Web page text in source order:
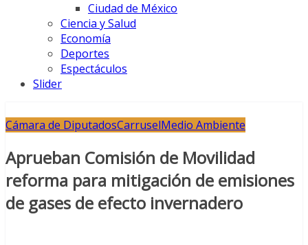
Ciudad de México
Ciencia y Salud
Economía
Deportes
Espectáculos
Slider
Cámara de DiputadosCarruselMedio Ambiente
Aprueban Comisión de Movilidad
reforma para mitigación de emisiones
de gases de efecto invernadero